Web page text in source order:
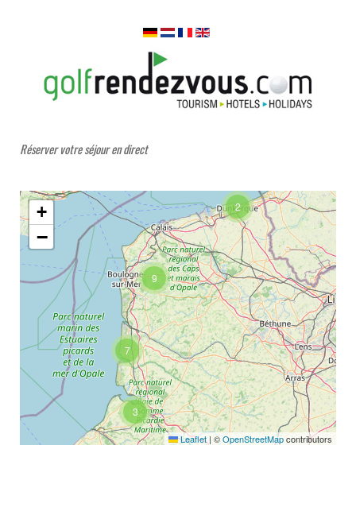
Réserver votre séjour en direct
3
7
2
9
+
−
Leaflet | ©OpenStreetMapcontributors